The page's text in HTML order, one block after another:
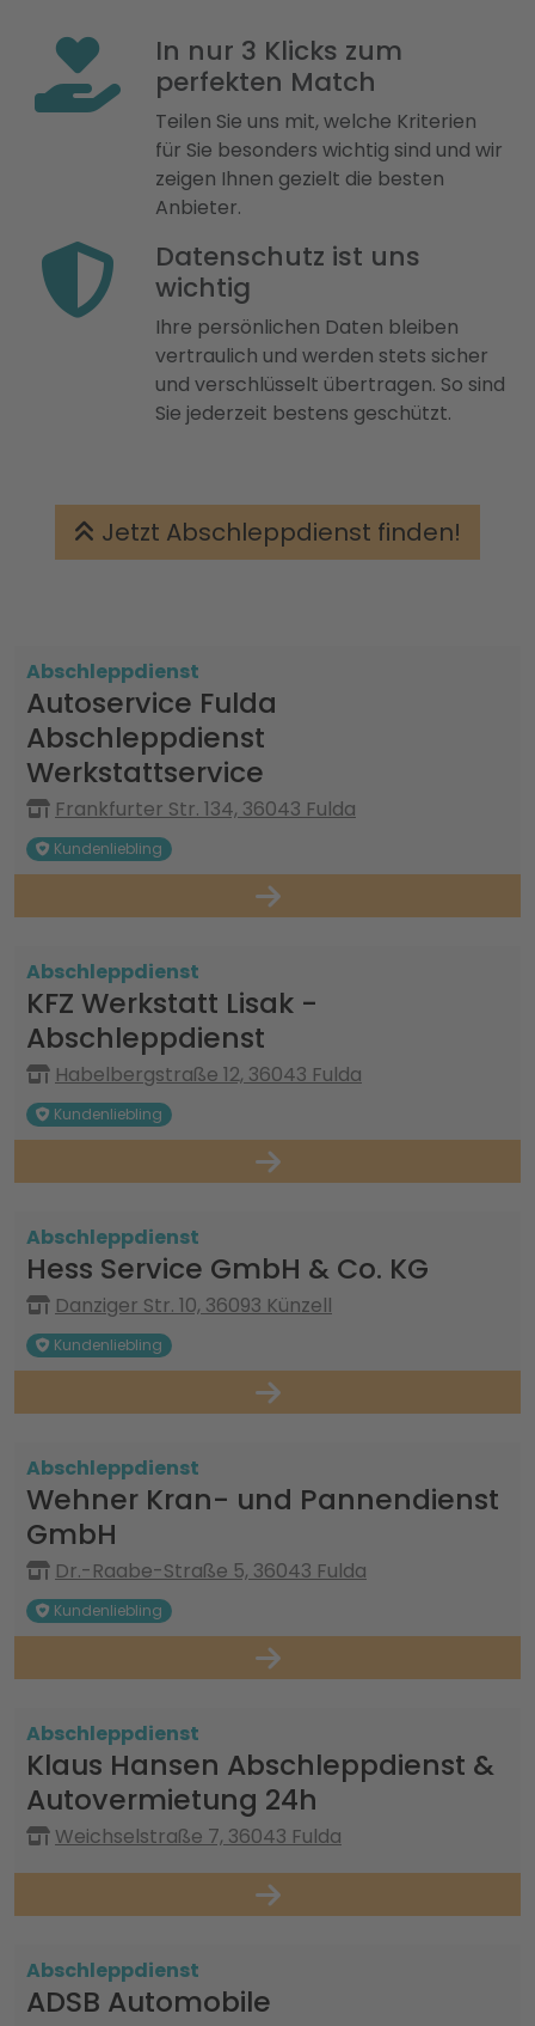
In nur 3 Klicks zum
perfekten Match
Teilen Sie uns mit, welche Kriterien
für Sie besonders wichtig sind und wir
zeigen Ihnen gezielt die besten
Anbieter.
Datenschutz ist uns
wichtig
Ihre persönlichen Daten bleiben
vertraulich und werden stets sicher
und verschlüsselt übertragen. So sind
Sie jederzeit bestens geschützt.
Jetzt Abschleppdienst finden!
Abschleppdienst
Autoservice Fulda
Abschleppdienst
Werkstattservice
Frankfurter Str. 134, 36043 Fulda
Kundenliebling
Abschleppdienst
KFZ Werkstatt Lisak -
Abschleppdienst
Habelbergstraße 12, 36043 Fulda
Kundenliebling
Abschleppdienst
Hess Service GmbH & Co. KG
Danziger Str. 10, 36093 Künzell
Kundenliebling
Abschleppdienst
Wehner Kran- und Pannendienst
GmbH
Dr.-Raabe-Straße 5, 36043 Fulda
Kundenliebling
Abschleppdienst
Klaus Hansen Abschleppdienst &
Autovermietung 24h
Weichselstraße 7, 36043 Fulda
Abschleppdienst
ADSB Automobile